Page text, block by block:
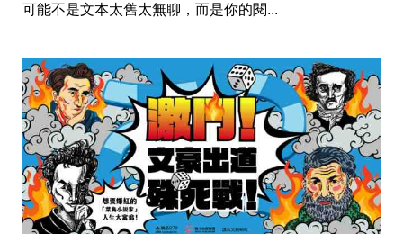
可能不是文本太舊太無聊，而是你的閱...